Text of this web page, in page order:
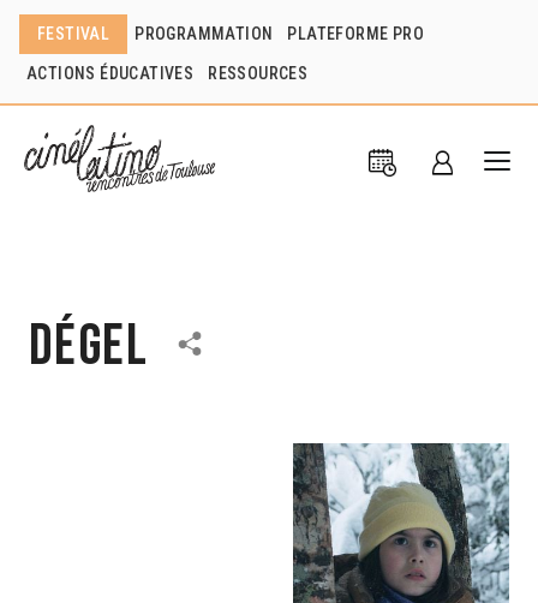
FESTIVAL PROGRAMMATION PLATEFORME PRO
ACTIONS ÉDUCATIVES RESSOURCES
Dégel